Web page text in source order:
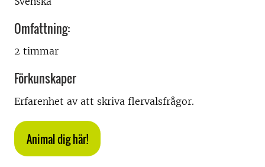
Omfattning:
2 timmar
Förkunskaper
Erfarenhet av att skriva flervalsfrågor.
Animal dig här!